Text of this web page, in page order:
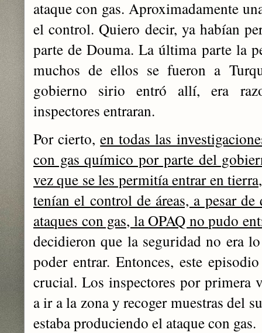
ataque con gas. Aproximadamente
el control. Quiero decir, ya habían
parte de Douma. La última parte la
muchos de ellos se fueron a
gobierno sirio entró allí, era
inspectores entraran.
Por cierto,en todas las
con gas químico por parte del
vez que se les permitía entrar en
tenían el control de áreas, a pesar
ataques con gas, la OPAQ no pudo
decidieron que la seguridad no era
poder entrar. Entonces, este
crucial. Los inspectores por primera
a ir a la zona y recoger muestras del
estaba produciendo el ataque con gas.